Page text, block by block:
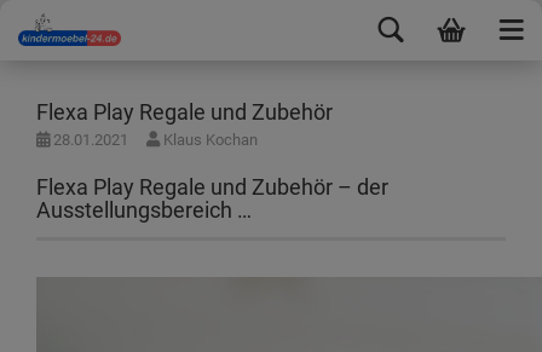
Flexa Play Regale und Zubehör
28.01.2021 Klaus Kochan
Flexa Play Regale und Zubehör – der
Ausstellungsbereich …